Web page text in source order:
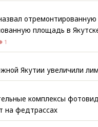
отремонтированную
площадь в
1
Якутии увеличили
комплексы
на федтрассах